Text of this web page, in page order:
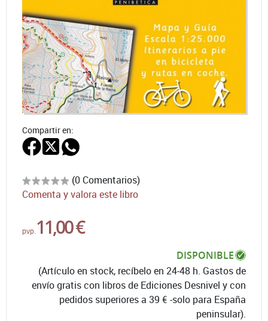
Compartir en:
(0 Comentarios)
Comenta y valora este libro
pvp.11,00 €
DISPONIBLE
(Artículo en stock, recíbelo en 24-48 h. Gastos de
envío gratis con libros de Ediciones Desnivel y con
pedidos superiores a 39 € -solo para España
peninsular).